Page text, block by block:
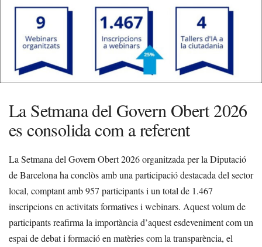
La Setmana del Govern Obert 2026
es consolida com a referent
La Setmana del Govern Obert 2026 organitzada per la Diputació
de Barcelona ha conclòs amb una participació destacada del sector
local, comptant amb 957 participants i un total de 1.467
inscripcions en activitats formatives i webinars. Aquest volum de
participants reafirma la importància d’aquest esdeveniment com un
espai de debat i formació en matèries com la transparència, el